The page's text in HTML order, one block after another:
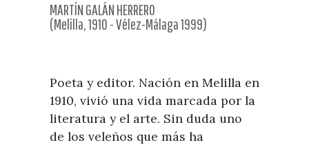
MARTÍN GALÁN HERRERO
(Melilla, 1910 - Vélez-Málaga 1999)
Poeta y editor. Nación en Melilla en
1910, vivió una vida marcada por la
literatura y el arte. Sin duda uno
de los veleños que más ha